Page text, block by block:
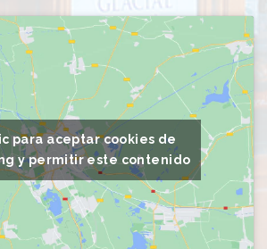
para aceptar cookies de
y permitir este contenido